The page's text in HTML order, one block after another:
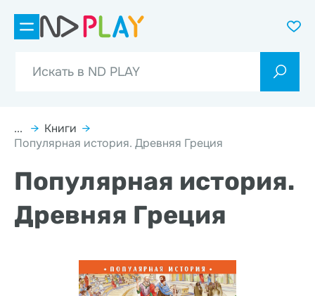
... → Книги →
Популярная история. Древняя Греция
Популярная история.
Древняя Греция